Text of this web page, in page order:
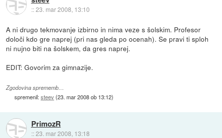
::23. mar 2008, 13:10
A ni drugo tekmovanje izbirno in nima veze s šolskim. Profesor
določi kdo gre naprej (pri nas gleda po ocenah). Se pravi ti sploh
ni nujno biti na šolskem, da gres naprej.
EDIT: Govorim za gimnazije.
Zgodovina sprememb…
spremenil:steev(23. mar 2008 ob 13:12)
PrimozR
::23. mar 2008, 13:18